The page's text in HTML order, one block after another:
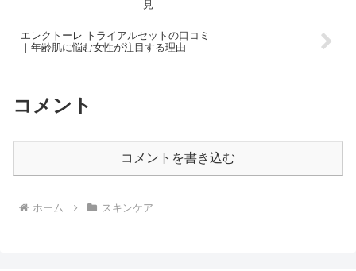
見
エレクトーレ トライアルセットの口コミ
｜年齢肌に悩む女性が注目する理由
コメント
コメントを書き込む
ホーム スキンケア